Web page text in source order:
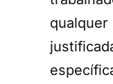
qualquer